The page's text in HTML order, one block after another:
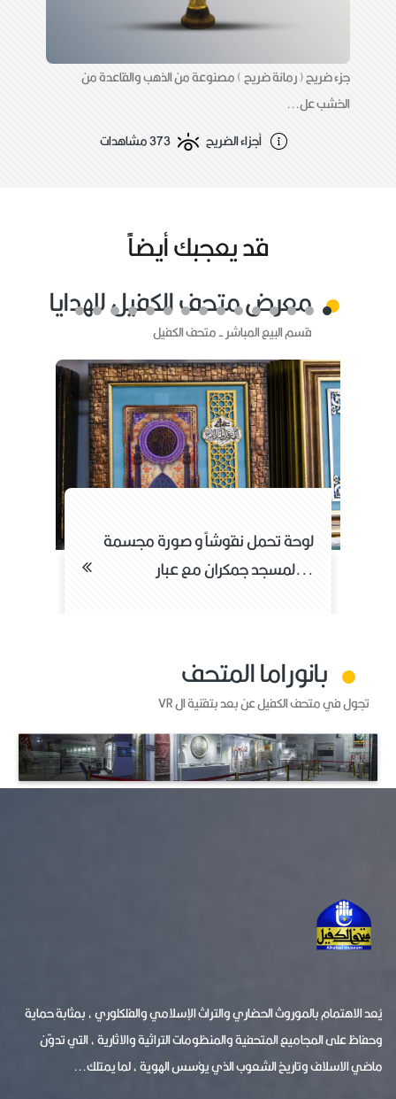
جزء ضريح ( رمانة ضريح ) مصنوعة من الذهب والقاعدة من
الخشب عل...
أجزاء الضريح
373 مشاهدات
قد يعجبك أيضاًً
معرض متحف الكفيل للهدايا
قسم البيع المباشر - متحف الكفيل
لوحة تحمل نقوشاً و صورة مجسمة
لمسجد جمكران مع عبار...
و قطعة
بانوراما المتحف
تجول في متحف الكفيل عن بعد بتقنية ال VR
يُعد الاهتمام بالموروث الحضاري والتراث الإسلامي والفلكلوري ، بمثابة حماية
وحفاظ على المجاميع المتحفية والمنظومات التراثية والاثارية ، التي تدوّن
ماضي الاسلاف وتاريخ الشعوب الذي يؤسس الهوية ، لما يمتلك...